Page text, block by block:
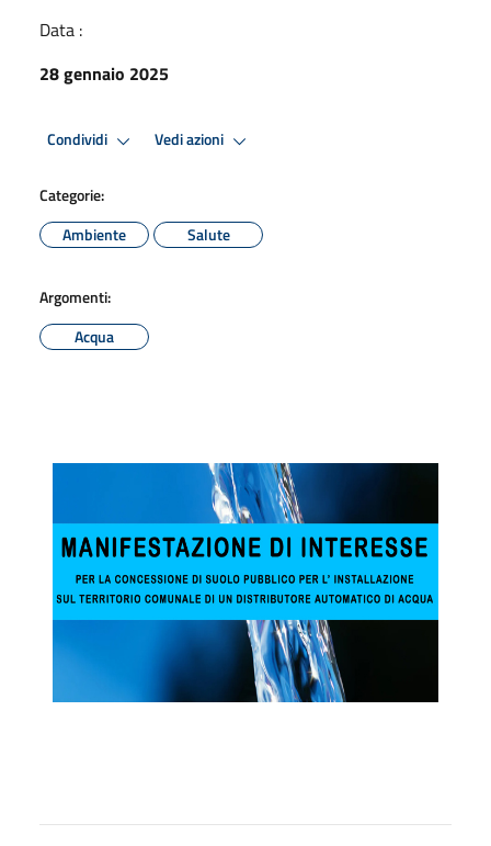
Data :
28 gennaio 2025
Condividi Vedi azioni
Categorie:
Ambiente
Salute
Argomenti:
Acqua